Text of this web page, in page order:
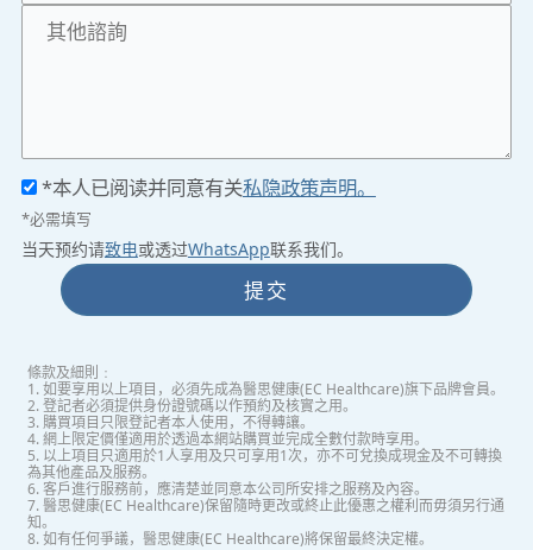
*本人已阅读并同意有关私隐政策声明。
*必需填写
当天预约请致电或透过WhatsApp联系我们。
提交
條款及細則﹕
1. 如要享用以上項目，必須先成為醫思健康(EC Healthcare)旗下品牌會員。
2. 登記者必須提供身份證號碼以作預約及核實之用。
3. 購買項目只限登記者本人使用，不得轉讓。
4. 網上限定價僅適用於透過本網站購買並完成全數付款時享用。
5. 以上項目只適用於1人享用及只可享用1次，亦不可兌換成現金及不可轉換
為其他產品及服務。
6. 客戶進行服務前，應清楚並同意本公司所安排之服務及內容。
7. 醫思健康(EC Healthcare)保留隨時更改或終止此優惠之權利而毋須另行通
知。
8. 如有任何爭議，醫思健康(EC Healthcare)將保留最終決定權。